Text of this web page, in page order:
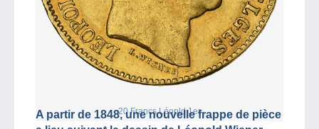
20 Francs Léopld 1er
A partir de 1848, une nouvelle frappe de pièce